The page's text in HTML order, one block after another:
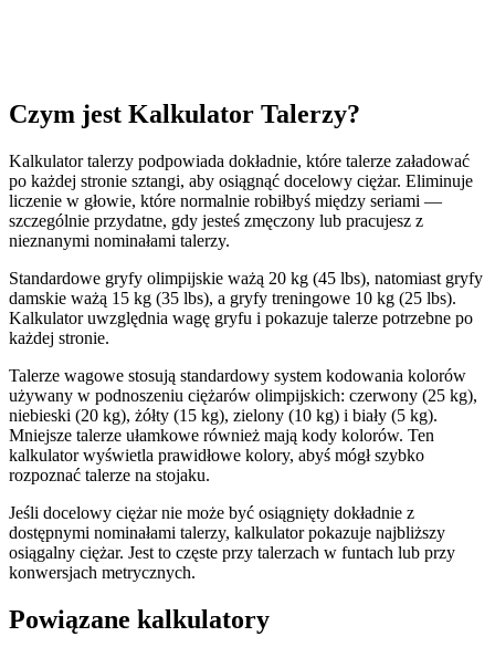
Czym jest Kalkulator Talerzy?
Kalkulator talerzy podpowiada dokładnie, które talerze załadować
po każdej stronie sztangi, aby osiągnąć docelowy ciężar. Eliminuje
liczenie w głowie, które normalnie robiłbyś między seriami —
szczególnie przydatne, gdy jesteś zmęczony lub pracujesz z
nieznanymi nominałami talerzy.
Standardowe gryfy olimpijskie ważą 20 kg (45 lbs), natomiast gryfy
damskie ważą 15 kg (35 lbs), a gryfy treningowe 10 kg (25 lbs).
Kalkulator uwzględnia wagę gryfu i pokazuje talerze potrzebne po
każdej stronie.
Talerze wagowe stosują standardowy system kodowania kolorów
używany w podnoszeniu ciężarów olimpijskich: czerwony (25 kg),
niebieski (20 kg), żółty (15 kg), zielony (10 kg) i biały (5 kg).
Mniejsze talerze ułamkowe również mają kody kolorów. Ten
kalkulator wyświetla prawidłowe kolory, abyś mógł szybko
rozpoznać talerze na stojaku.
Jeśli docelowy ciężar nie może być osiągnięty dokładnie z
dostępnymi nominałami talerzy, kalkulator pokazuje najbliższy
osiągalny ciężar. Jest to częste przy talerzach w funtach lub przy
konwersjach metrycznych.
Powiązane kalkulatory